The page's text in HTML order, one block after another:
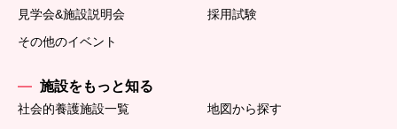
見学会&施設説明会
採用試験
その他のイベント
施設をもっと知る
社会的養護施設一覧
地図から探す